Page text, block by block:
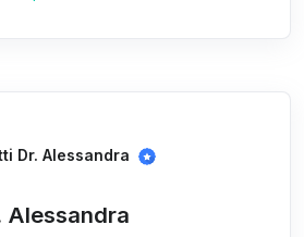
Dr. Alessandra
Alessandra